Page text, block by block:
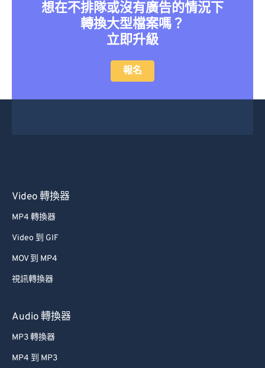
想在不排隊或沒有廣告的情況下
轉換大型檔案嗎？
立即升級
報名
Video 轉換器
MP4 轉換器
Video 到 GIF
MOV 到 MP4
視訊轉換器
Audio 轉換器
MP3 轉換器
MP4 到 MP3